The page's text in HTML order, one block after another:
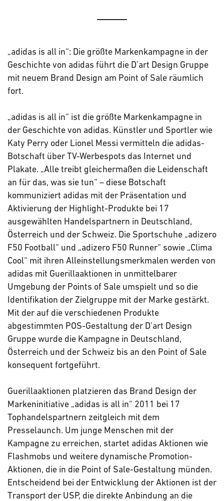
„adidas is all in“: Die größte Markenkampagne in der
Geschichte von adidas führt die D’art Design Gruppe
mit neuem Brand Design am Point of Sale räumlich
fort.
„adidas is all in“ ist die größte Markenkampagne in
der Geschichte von adidas. Künstler und Sportler wie
Katy Perry oder Lionel Messi vermitteln die adidas-
Botschaft über TV-Werbespots das Internet und
Plakate. „Alle treibt gleichermaßen die Leidenschaft
an für das, was sie tun“ – diese Botschaft
kommuniziert adidas mit der Präsentation und
Aktivierung der Highlight-Produkte bei 17
ausgewählten Handelspartnern in Deutschland,
Österreich und der Schweiz. Die Sportschuhe „adizero
F50 Football“ und „adizero F50 Runner“ sowie „Clima
Cool“ mit ihren Alleinstellungsmerkmalen werden von
adidas mit Guerillaaktionen in unmittelbarer
Umgebung der Points of Sale umspielt und so die
Identifikation der Zielgruppe mit der Marke gestärkt.
Mit der auf die verschiedenen Produkte
abgestimmten POS-Gestaltung der D’art Design
Gruppe wurde die Kampagne in Deutschland,
Österreich und der Schweiz bis an den Point of Sale
konsequent fortgeführt.
Guerillaaktionen platzieren das Brand Design der
Markeninitiative „adidas is all in“ 2011 bei 17
Tophandelspartnern zeitgleich mit dem
Presselaunch. Um junge Menschen mit der
Kampagne zu erreichen, startet adidas Aktionen wie
Flashmobs und weitere dynamische Promotion-
Aktionen, die in die Point of Sale-Gestaltung münden.
Entscheidend bei der Entwicklung der Aktionen ist der
Transport der USP, die direkte Anbindung an die